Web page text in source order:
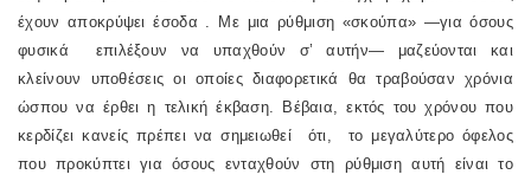
έχουν αποκρύψει έσοδα . Με μια ρύθμιση «σκούπα» —για όσους
φυσικά
επιλέξουν να υπαχθούν σ’ αυτήν— μαζεύονται και
κλείνουν υποθέσεις οι οποίες διαφορετικά θα τραβούσαν χρόνια
ώσπου να έρθει η τελική έκβαση. Βέβαια, εκτός του χρόνου που
κερδίζει κανείς πρέπει να σημειωθεί
ότι,
το μεγαλύτερο όφελος
που προκύπτει για όσους ενταχθούν στη ρύθμιση αυτή είναι το